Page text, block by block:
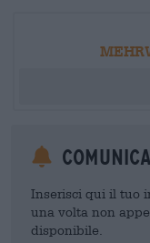
Comunica
Inserisci qui il tuo
una volta non
disponibile.